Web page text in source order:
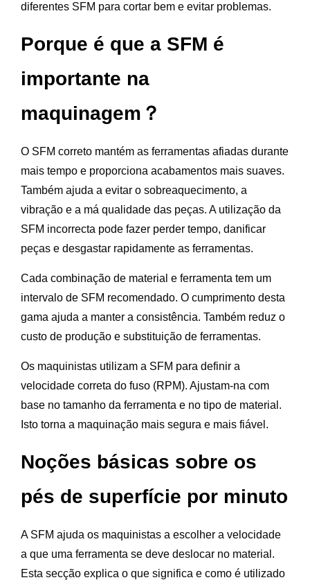
diferentes SFM para cortar bem e evitar problemas.
Porque é que a SFM é
importante na
maquinagem？
O SFM correto mantém as ferramentas afiadas durante
mais tempo e proporciona acabamentos mais suaves.
Também ajuda a evitar o sobreaquecimento, a
vibração e a má qualidade das peças. A utilização da
SFM incorrecta pode fazer perder tempo, danificar
peças e desgastar rapidamente as ferramentas.
Cada combinação de material e ferramenta tem um
intervalo de SFM recomendado. O cumprimento desta
gama ajuda a manter a consistência. Também reduz o
custo de produção e substituição de ferramentas.
Os maquinistas utilizam a SFM para definir a
velocidade correta do fuso (RPM). Ajustam-na com
base no tamanho da ferramenta e no tipo de material.
Isto torna a maquinação mais segura e mais fiável.
Noções básicas sobre os
pés de superfície por minuto
A SFM ajuda os maquinistas a escolher a velocidade
a que uma ferramenta se deve deslocar no material.
Esta secção explica o que significa e como é utilizado